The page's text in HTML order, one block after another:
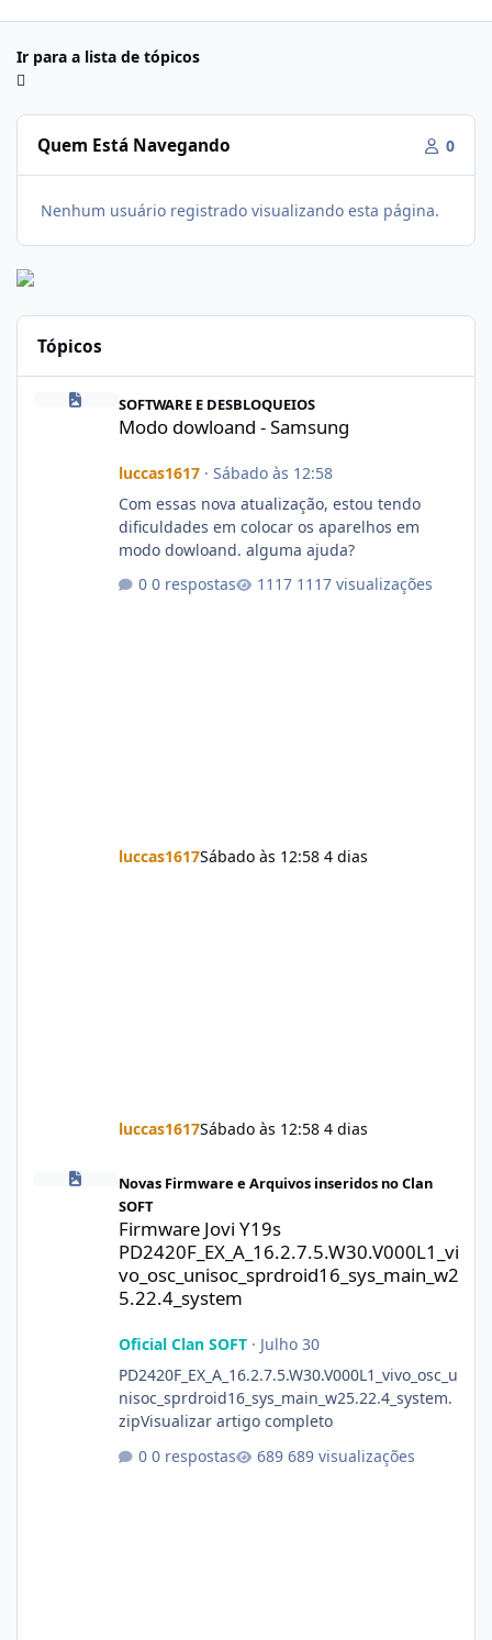
Ir para a lista de tópicos
Quem Está Navegando 0
Nenhum usuário registrado visualizando esta página.
Tópicos
Modo dowloand - Samsung
SOFTWARE E DESBLOQUEIOS
Modo dowloand - Samsung
luccas1617· Sábado às 12:58
Com essas nova atualização, estou tendo
dificuldades em colocar os aparelhos em
modo dowloand. alguma ajuda?
0 respostas
1117 visualizações
luccas1617Sábado às 12:58 4 dias
luccas1617Sábado às 12:58 4 dias
Firmware Jovi Y19s
Novas Firmware e Arquivos inseridos no Clan
SOFT
Firmware Jovi Y19s
PD2420F_EX_A_16.2.7.5.W30.V000L1_vi
vo_osc_unisoc_sprdroid16_sys_main_w2
5.22.4_system
Oficial Clan SOFT· Julho 30
PD2420F_EX_A_16.2.7.5.W30.V000L1_vivo_osc_u
nisoc_sprdroid16_sys_main_w25.22.4_system.
zipVisualizar artigo completo
0 respostas
689 visualizações